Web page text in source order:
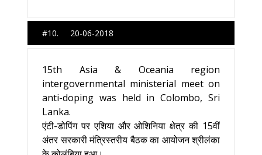
#10. 20-06-2018
15th Asia & Oceania region
intergovernmental ministerial meet on
anti-doping was held in Colombo, Sri
Lanka.
एंटी-डोपिंग पर एशिया और ओशिनिया क्षेत्र की 15वीं
अंतर सरकारी मंत्रिस्तरीय बैठक का आयोजन श्रीलंका